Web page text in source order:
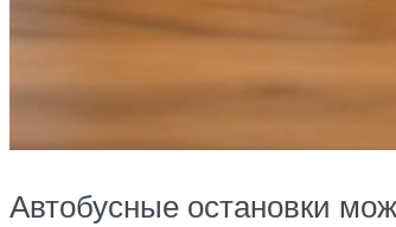
Автобусные остановки